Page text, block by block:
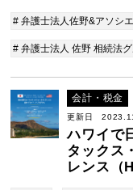
# 弁護士法人佐野&アソシ
# 弁護士法人 佐野 相続法
会計・税金
更新日
ハワイで
タックス
レンス（